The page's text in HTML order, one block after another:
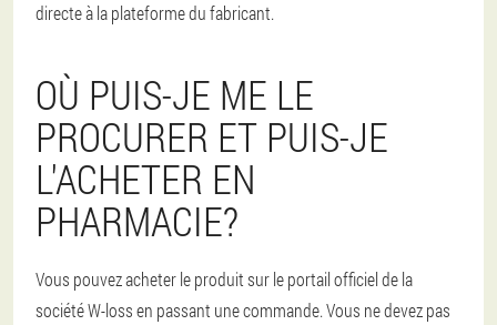
directe à la plateforme du fabricant.
OÙ PUIS-JE ME LE
PROCURER ET PUIS-JE
L'ACHETER EN
PHARMACIE?
Vous pouvez acheter le produit sur le portail officiel de la
société W-loss en passant une commande. Vous ne devez pas